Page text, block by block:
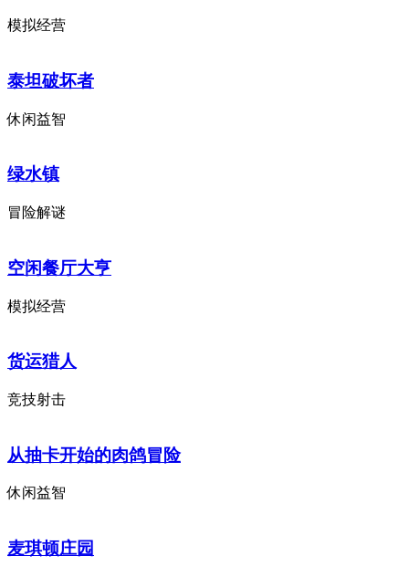
模拟经营
泰坦破坏者
休闲益智
绿水镇
冒险解谜
空闲餐厅大亨
模拟经营
货运猎人
竞技射击
从抽卡开始的肉鸽冒险
休闲益智
麦琪顿庄园